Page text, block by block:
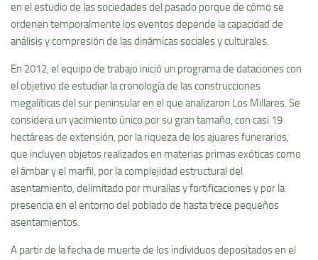
en el estudio de las sociedades del pasado porque de cómo se
ordenen temporalmente los eventos depende la capacidad de
análisis y compresión de las dinámicas sociales y culturales.
En 2012, el equipo de trabajo inició un programa de dataciones con
el objetivo de estudiar la cronología de las construcciones
megalíticas del sur peninsular en el que analizaron Los Millares. Se
considera un yacimiento único por su gran tamaño, con casi 19
hectáreas de extensión, por la riqueza de los ajuares funerarios,
que incluyen objetos realizados en materias primas exóticas como
el ámbar y el marfil, por la complejidad estructural del
asentamiento, delimitado por murallas y fortificaciones y por la
presencia en el entorno del poblado de hasta trece pequeños
asentamientos.
A partir de la fecha de muerte de los individuos depositados en el